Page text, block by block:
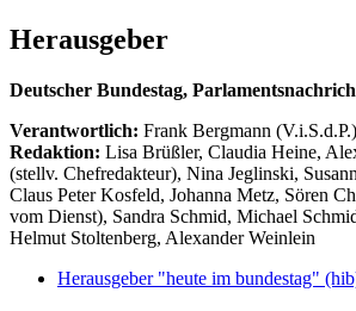
Herausgeber
Deutscher Bundestag,
Verantwortlich: Frank Bergmann (V.i.S.d.P.)
Redaktion: Lisa Brüßler, Claudia Heine,
(stellv. Chefredakteur), Nina Jeglinski,
Claus Peter Kosfeld, Johanna Metz, Sören
vom Dienst), Sandra Schmid, Michael
Helmut Stoltenberg, Alexander Weinlein
Herausgeber "heute im bundestag"